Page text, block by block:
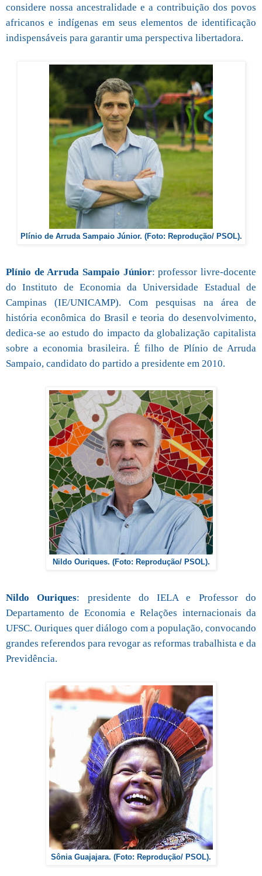
considere nossa ancestralidade e a contribuição dos povos
africanos e indígenas em seus elementos de identificação
indispensáveis para garantir uma perspectiva libertadora.
Plínio de Arruda Sampaio Júnior. (Foto: Reprodução/ PSOL).
Plínio de Arruda Sampaio Júnior: professor livre-docente
do Instituto de Economia da Universidade Estadual de
Campinas (IE/UNICAMP). Com pesquisas na área de
história econômica do Brasil e teoria do desenvolvimento,
dedica-se ao estudo do impacto da globalização capitalista
sobre a economia brasileira. É filho de Plínio de Arruda
Sampaio, candidato do partido a presidente em 2010.
Nildo Ouriques. (Foto: Reprodução/ PSOL).
Nildo Ouriques: presidente do IELA e Professor do
Departamento de Economia e Relações internacionais da
UFSC. Ouriques quer diálogo com a população, convocando
grandes referendos para revogar as reformas trabalhista e da
Previdência.
Sônia Guajajara. (Foto: Reprodução/ PSOL).